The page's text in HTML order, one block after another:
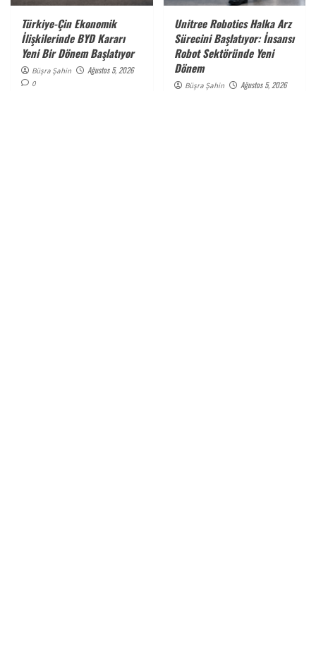
Türkiye-Çin Ekonomik
İlişkilerinde BYD Kararı
Yeni Bir Dönem Başlatıyor
Büşra Şahin Ağustos 5, 2026
0
Unitree Robotics Halka Arz
Sürecini Başlatıyor: İnsansı
Robot Sektöründe Yeni
Dönem
Büşra Şahin Ağustos 5, 2026